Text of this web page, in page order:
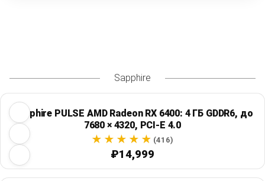
Sapphire
Sapphire PULSE AMD Radeon RX 6400: 4 ГБ GDDR6, до
7680 × 4320, PCI-E 4.0
(416)
₽14,999